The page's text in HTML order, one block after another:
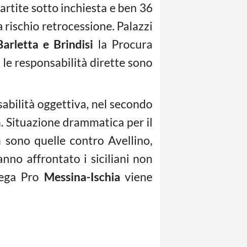
sotto inchiesta e ben 36
retrocessione. Palazzi
e Brindisi la Procura
responsabilità dirette sono
oggettiva, nel secondo
drammatica per il
quelle contro Avellino,
affrontato i siciliani non
Pro Messina-Ischia viene